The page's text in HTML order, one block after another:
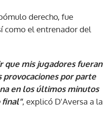
derecho, fue
como el entrenador del
que mis jugadores fueran
provocaciones por parte
en los últimos minutos
final", explicó D'Aversa a la